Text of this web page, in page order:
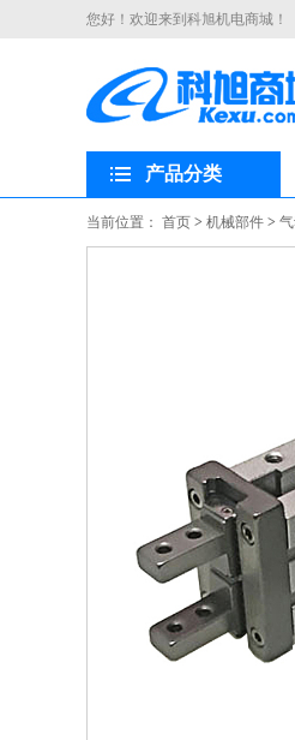
您好！欢迎来到科旭机电商城！
产品分类
当前位置： 首页 > 机械部件 >